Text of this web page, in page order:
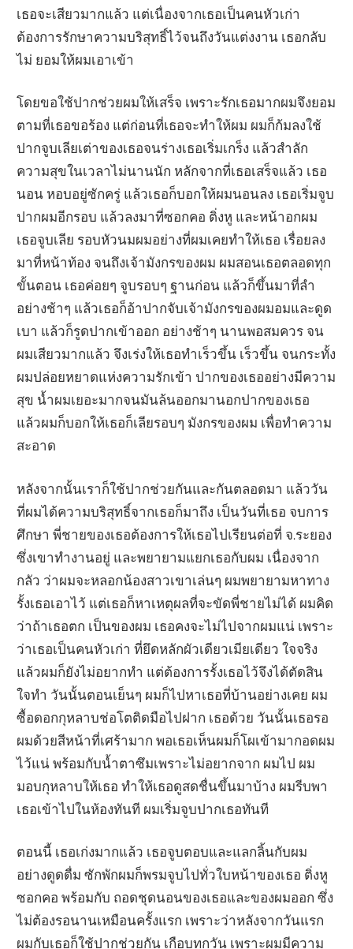
เธอจะเสียวมากแล้ว แต่เนื่องจากเธอเป็นคนหัวเก่า
ต้องการรักษาความบริสุทธิ์ไว้จนถึงวันแต่งงาน เธอกลับ
ไม่ ยอมให้ผมเอาเข้า
โดยขอใช้ปากช่วยผมให้เสร็จ เพราะรักเธอมากผมจึงยอม
ตามที่เธอขอร้อง แต่ก่อนที่เธอจะทำให้ผม ผมก็ก้มลงใช้
ปากจูบเลียเต่าของเธอจนร่างเธอเริ่มเกร็ง แล้วสำลัก
ความสุขในเวลาไม่นานนัก หลักจากที่เธอเสร็จแล้ว เธอ
นอน หอบอยู่ซักครู่ แล้วเธอก็บอกให้ผมนอนลง เธอเริ่มจูบ
ปากผมอีกรอบ แล้วลงมาที่ซอกคอ ติ่งหู และหน้าอกผม
เธอจูบเลีย รอบหัวนมผมอย่างที่ผมเคยทำให้เธอ เรื่อยลง
มาที่หน้าท้อง จนถึงเจ้ามังกรของผม ผมสอนเธอตลอดทุก
ขั้นตอน เธอค่อยๆ จูบรอบๆ ฐานก่อน แล้วก็ขึ้นมาที่ลำ
อย่างช้าๆ แล้วเธอก็อ้าปากจับเจ้ามังกรของผมอมและดูด
เบา แล้วก็รูดปากเข้าออก อย่างช้าๆ นานพอสมควร จน
ผมเสียวมากแล้ว จึงเร่งให้เธอทำเร็วขึ้น เร็วขึ้น จนกระทั้ง
ผมปล่อยหยาดแห่งความรักเข้า ปากของเธออย่างมีความ
สุข น้ำผมเยอะมากจนมันล้นออกมานอกปากของเธอ
แล้วผมก็บอกให้เธอก็เลียรอบๆ มังกรของผม เพื่อทำความ
สะอาด
หลังจากนั้นเราก็ใช้ปากช่วยกันและกันตลอดมา แล้ววัน
ที่ผมได้ความบริสุทธิ์จากเธอก็มาถึง เป็นวันที่เธอ จบการ
ศึกษา พี่ชายของเธอต้องการให้เธอไปเรียนต่อที่ จ.ระยอง
ซึ่งเขาทำงานอยู่ และพยายามแยกเธอกับผม เนื่องจาก
กลัว ว่าผมจะหลอกน้องสาวเขาเล่นๆ ผมพยายามหาทาง
รั้งเธอเอาไว้ แต่เธอก็หาเหตุผลที่จะขัดพี่ชายไม่ได้ ผมคิด
ว่าถ้าเธอตก เป็นของผม เธอคงจะไม่ไปจากผมแน่ เพราะ
ว่าเธอเป็นคนหัวเก่า ที่ยึดหลักผัวเดียวเมียเดียว ใจจริง
แล้วผมก็ยังไม่อยากทำ แต่ต้องการรั้งเธอไว้จึงได้ตัดสิน
ใจทำ วันนั้นตอนเย็นๆ ผมก็ไปหาเธอที่บ้านอย่างเคย ผม
ซื้อดอกกุหลาบช่อโตติดมือไปฝาก เธอด้วย วันนั้นเธอรอ
ผมด้วยสีหน้าที่เศร้ามาก พอเธอเห็นผมก็โผเข้ามากอดผม
ไว้แน่ พร้อมกับน้ำตาซึมเพราะไม่อยากจาก ผมไป ผม
มอบกุหลาบให้เธอ ทำให้เธอดูสดชื่นขึ้นมาบ้าง ผมรีบพา
เธอเข้าไปในห้องทันที ผมเริ่มจูบปากเธอทันที
ตอนนี้ เธอเก่งมากแล้ว เธอจูบตอบและแลกลิ้นกับผม
อย่างดูดดื่ม ซักพักผมก็พรมจูบไปทั่วใบหน้าของเธอ ติ่งหู
ซอกคอ พร้อมกับ ถอดชุดนอนของเธอและของผมออก ซึ่ง
ไม่ต้องรอนานเหมือนครั้งแรก เพราะว่าหลังจากวันแรก
ผมกับเธอก็ใช้ปากช่วยกัน เกือบทุกวัน เพราะผมมีความ